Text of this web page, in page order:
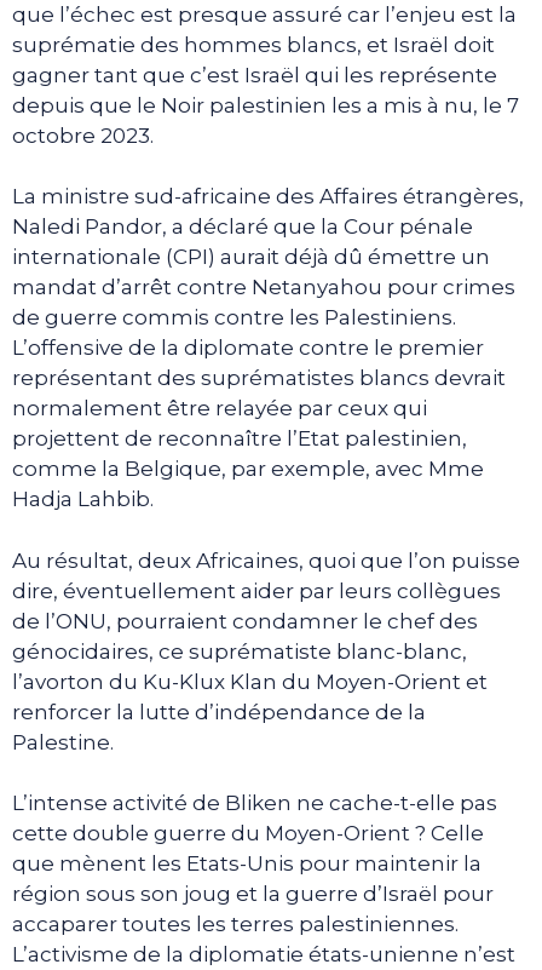
que l’échec est presque assuré car l’enjeu est la
suprématie des hommes blancs, et Israël doit
gagner tant que c’est Israël qui les représente
depuis que le Noir palestinien les a mis à nu, le 7
octobre 2023.
La ministre sud-africaine des Affaires étrangères,
Naledi Pandor, a déclaré que la Cour pénale
internationale (CPI) aurait déjà dû émettre un
mandat d’arrêt contre Netanyahou pour crimes
de guerre commis contre les Palestiniens.
L’offensive de la diplomate contre le premier
représentant des suprématistes blancs devrait
normalement être relayée par ceux qui
projettent de reconnaître l’Etat palestinien,
comme la Belgique, par exemple, avec Mme
Hadja Lahbib.
Au résultat, deux Africaines, quoi que l’on puisse
dire, éventuellement aider par leurs collègues
de l’ONU, pourraient condamner le chef des
génocidaires, ce suprématiste blanc-blanc,
l’avorton du Ku-Klux Klan du Moyen-Orient et
renforcer la lutte d’indépendance de la
Palestine.
L’intense activité de Bliken ne cache-t-elle pas
cette double guerre du Moyen-Orient ? Celle
que mènent les Etats-Unis pour maintenir la
région sous son joug et la guerre d’Israël pour
accaparer toutes les terres palestiniennes.
L’activisme de la diplomatie états-unienne n’est